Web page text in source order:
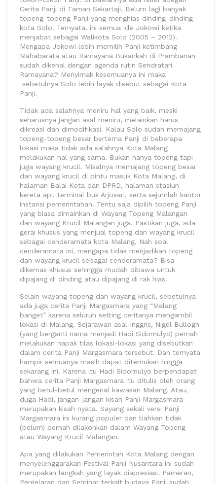
Cerita Panji di Taman Sekartaji. Belum lagi banyak
topeng-topeng Panji yang menghias dinding-dinding
kota Solo. Ternyata, ini semua ide Jokowi ketika
menjabat sebagai Walikota Solo (2005 – 2012).
Mengapa Jokowi lebih memilih Panji ketimbang
Mahabarata atau Ramayana Bukankah di Prambanan
sudah dikenal dengan agenda rutin Sendratari
Ramayana? Menyimak kesemuanya ini maka
sebetulnya Solo lebih layak disebut sebagai Kota
Panji.
Tidak ada salahnya meniru hal yang baik, meski
seharusnya jangan asal meniru, melainkan harus
dikreasi dan dimodifikasi. Kalau Solo sudah memajang
topeng-topeng besar bertema Panji di beberapa
lokasi maka tidak ada salahnya Kota Malang
melakukan hal yang sama. Bukan hanya topeng tapi
juga wayang krucil. Misalnya memajang topeng besar
dan wayang krucil di pintu masuk Kota Malang, di
halaman Balai Kota dan DPRD, halaman stasiun
kereta api, terminal bus Arjosari, serta sejumlah kantor
instansi pemerintahan. Tentu saja dipilih topeng Panji
yang biasa dimainkan di Wayang Topeng Malangan
dan wayang Krucil Malangan juga. Pastikan juga, ada
gerai khusus yang menjual topeng dan wayang krucil
sebagai cenderamata kota Malang. Nah soal
cenderamata ini, mengapa tidak menjadikan topeng
dan wayang krucil sebagai cenderamata? Bisa
dikemas khusus sehingga mudah dibawa untuk
dipajang di dinding atau dipajang di rak hias.
Selain wayang topeng dan wayang krucil, sebetulnya
ada juga cerita Panji Margasmara yang “Malang
banget” karena seluruh setting ceritanya mengambil
lokasi di Malang. Sejarawan asal Inggris, Nigel Bullogh
(yang berganti nama menjadi Hadi Sidomulyo) pernah
melakukan napak tilas lokasi-lokasi yang disebutkan
dalam cerita Panji Margasmara tersebut. Dan ternyata
hampir semuanya masih dapat ditemukan hingga
sekarang ini. Karena itu Hadi Sidomulyo berpendapat
bahwa cerita Panji Margasmara itu ditulis oleh orang
yang betul-betul mengenal kawasan Malang. Atau,
duga Hadi, jangan-jangan kisah Panji Margasmara
merupakan kisah nyata. Sayang sekali versi Panji
Margasmara ini kurang populer dan bahkan tidak
(belum) pernah dilakonkan dalam Wayang Topeng
atau Wayang Krucil Malangan.
Apa yang dilakukan Pemerintah Kota Malang dengan
menyelenggarakan Festival Panji Nusantara ini sudah
merupakan langkah yang layak diapresiasi. Pameran,
Pergelaran dan Seminar terkait budaya Panji sudah